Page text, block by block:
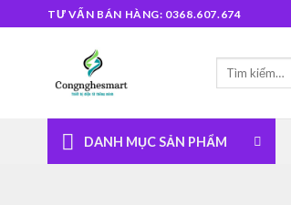
to
TƯ VẤN BÁN HÀNG: 0368.607.674
Tìm
DANH MỤC SẢN PHẨM